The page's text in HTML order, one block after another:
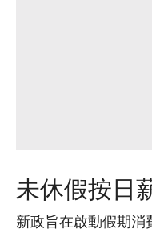
未休假按日
新政旨在啟動假期消